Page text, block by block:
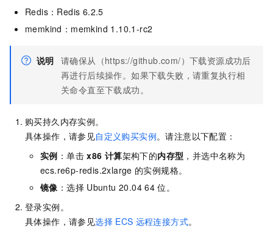
Redis：Redis 6.2.5
memkind：memkind 1.10.1-rc2
说明 请确保从（https://github.com/）下载资源成功后
再进行后续操作。如果下载失败，请重复执行相
关命令直至下载成功。
购买持久内存实例。
具体操作，请参见自定义购买实例。请注意以下配置：
实例 ：单击 x86 计算架构下的内存型 ，并选中名称为
ecs.re6p-redis.2xlarge 的实例规格。
镜像 ：选择 Ubuntu 20.04 64 位。
登录实例。
具体操作，请参见选择 ECS 远程连接方式。